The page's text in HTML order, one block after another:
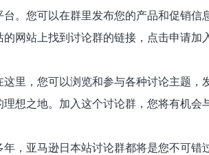
。您可以在群里发布您的产品和促销信
网站上找到讨论群的链接，点击申请
里，您可以浏览和参与各种讨论主题，
想之地。加入这个讨论群，您将有机
，亚马逊日本站讨论群都将是您不可